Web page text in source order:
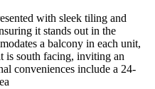
with sleek tiling and
it stands out in the
a balcony in each unit,
is south facing, inviting an
conveniences include a 24-